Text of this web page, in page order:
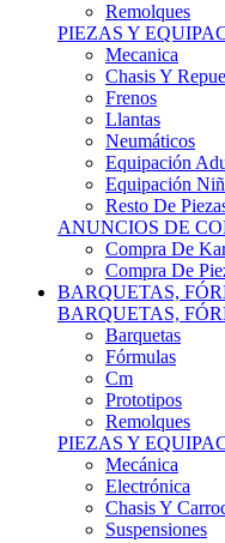
Remolques
PIEZAS Y
Mecanica
Chasis Y
Frenos
Llantas
Neumáticos
Equipación
Equipación
Resto De
ANUNCIOS DE
Compra De
Compra De
BARQUETAS,
BARQUETAS,
Barquetas
Fórmulas
Cm
Prototipos
Remolques
PIEZAS Y
Mecánica
Electrónica
Chasis Y
Suspensiones